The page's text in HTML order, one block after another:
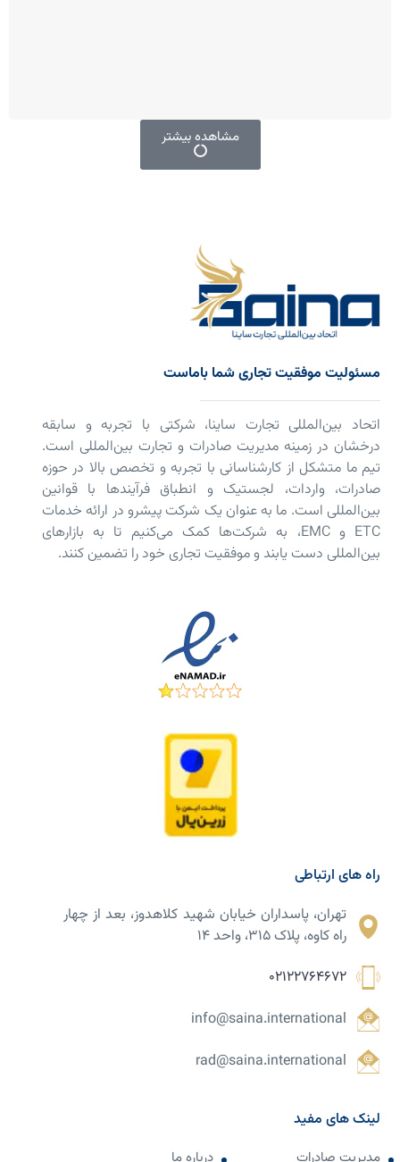
مشاهده بیشتر
مسئولیت موفقیت تجاری شما باماست
اتحاد بین‌المللی تجارت ساینا، شرکتی با تجربه و سابقه
درخشان در زمینه مدیریت صادرات و تجارت بین‌المللی است.
تیم ما متشکل از کارشناسانی با تجربه و تخصص بالا در حوزه
صادرات، واردات، لجستیک و انطباق فرآیندها با قوانین
بین‌المللی است. ما به عنوان یک شرکت پیشرو در ارائه خدمات
ETC و EMC، به شرکت‌ها کمک می‌کنیم تا به بازارهای
بین‌المللی دست یابند و موفقیت تجاری خود را تضمین کنند.
راه های ارتباطی
تهران، پاسداران خیابان شهید کلاهدوز، بعد از چهار
راه کاوه، پلاک ۳۱۵، واحد ۱۴
02122764672
info@saina.international
rad@saina.international
لینک های مفید